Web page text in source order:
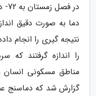
در
دما به صورت دقیق
را اندازه گرفتند که